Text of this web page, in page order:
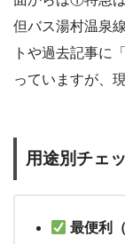
但バス湯村温泉
トや過去記事に
っていますが、
用途別チェ
最便利